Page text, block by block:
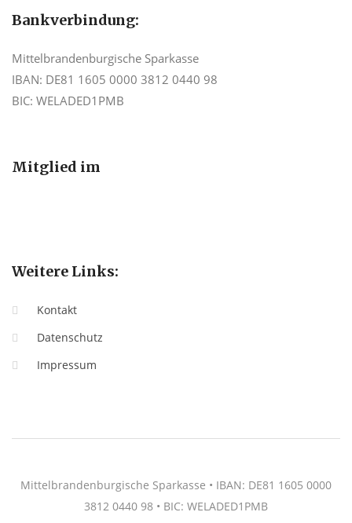
Bankverbindung:
Mittelbrandenburgische Sparkasse
IBAN: DE81 1605 0000 3812 0440 98
BIC: WELADED1PMB
Mitglied im
Weitere Links:
Kontakt
Datenschutz
Impressum
Mittelbrandenburgische Sparkasse • IBAN: DE81 1605 0000
3812 0440 98 • BIC: WELADED1PMB